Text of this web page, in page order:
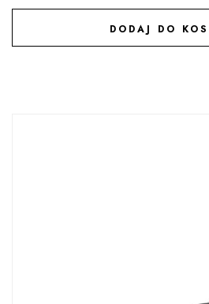
DODAJ DO
DODAJ DO